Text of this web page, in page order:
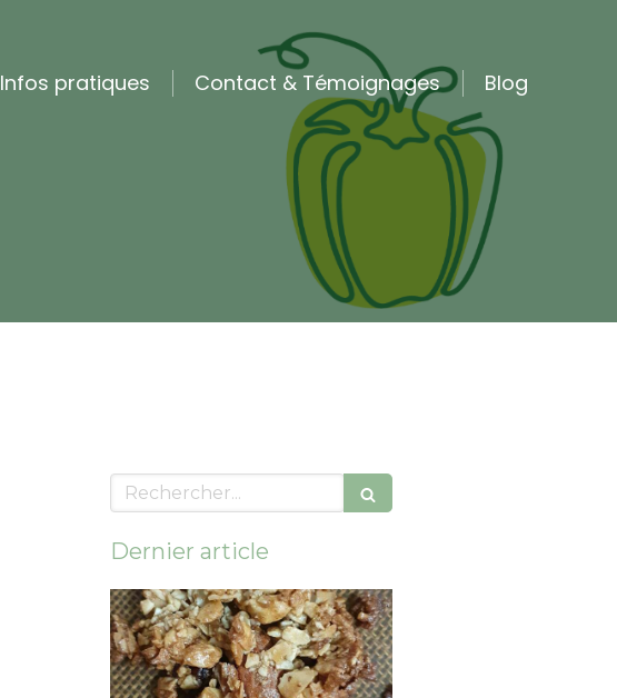
Infos pratiques Contact & Témoignages Blog
Rechercher
Dernier article